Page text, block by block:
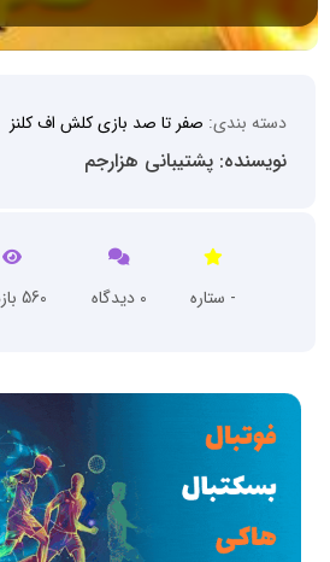
دسته بندی: صفر تا صد بازی کلش اف کلنز
نویسنده: پشتیبانی هزارجم
- ستاره 0 دیدگاه 560 بازدید